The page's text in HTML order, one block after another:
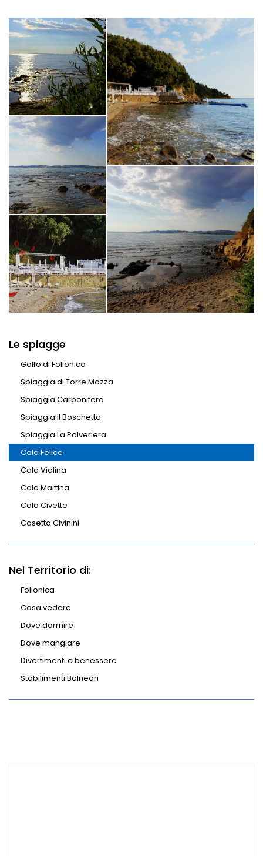
agysrdgkhfodsiòs
Le spiagge
Golfo di Follonica
Spiaggia di Torre Mozza
Spiaggia Carbonifera
Spiaggia Il Boschetto
Spiaggia La Polveriera
Cala Felice
Cala Violina
Cala Martina
Cala Civette
Casetta Civinini
Nel Territorio di:
Follonica
Cosa vedere
Dove dormire
Dove mangiare
Divertimenti e benessere
Stabilimenti Balneari